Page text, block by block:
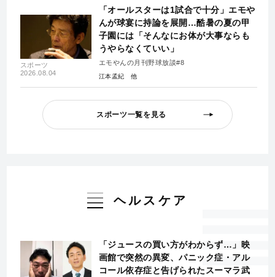
スポーツ
2026.08.04
「オールスターは1試合で十分」エモや
んが球宴に持論を展開…酷暑の夏の甲
子園には「そんなにお体が大事ならも
うやらなくていい」
エモやんの月刊野球放談#8
江本孟紀
スポーツ一覧を見る
ヘルスケア
「ジュースの買い方がわからず…」映
画館で突然の異変、パニック症・アル
コール依存症と告げられたスーマラ武